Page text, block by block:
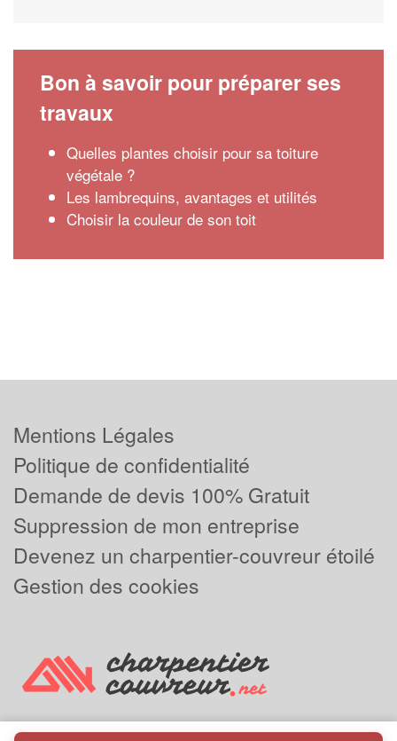
Bon à savoir pour préparer ses
travaux
Quelles plantes choisir pour sa toiture
végétale ?
Les lambrequins, avantages et utilités
Choisir la couleur de son toit
Mentions Légales
Politique de confidentialité
Demande de devis 100% Gratuit
Suppression de mon entreprise
Devenez un charpentier-couvreur étoilé
Gestion des cookies